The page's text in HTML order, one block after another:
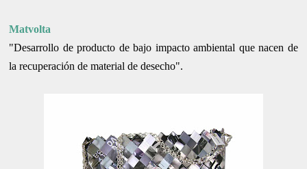
Matvolta
"Desarrollo de producto de bajo impacto ambiental que nacen de
la recuperación de material de desecho".